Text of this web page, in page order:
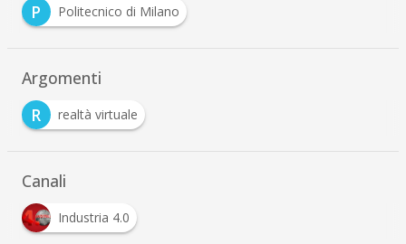
P
Politecnico di Milano
Argomenti
R
realtà virtuale
Canali
Industria 4.0